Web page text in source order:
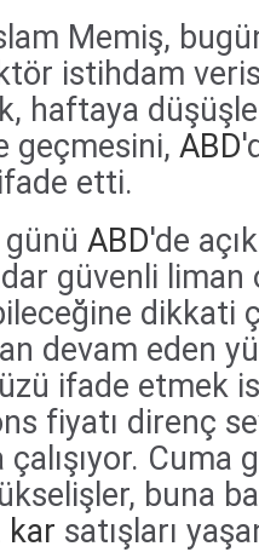
Memiş,
istihdam
haftaya
geçmesini, ABD
etti.
günü ABD'de
güvenli liman
dikkati
devam eden
ifade etmek
fiyatı direnç
Cuma
buna
kar satışları